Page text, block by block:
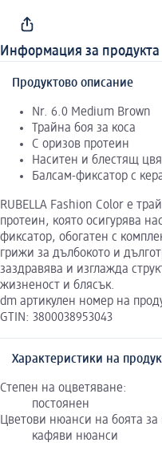
Информация за продукта
Продуктово описание
Nr. 6.0 Medium Brown
Трайна боя за коса
С оризов протеин
Наситен и блестящ
Балсам-фиксатор с
RUBELLA Fashion Color e
протеин, която осигурява
фиксатор, обогатен с
грижи за дълбокото и
заздравява и изглажда
жизненост и блясък.
dm артикулен номер на
GTIN: 3800038953043
Характеристики на
Степен на оцветяване:
постоянен
Цветови нюанси на боята за
кафяви нюанси